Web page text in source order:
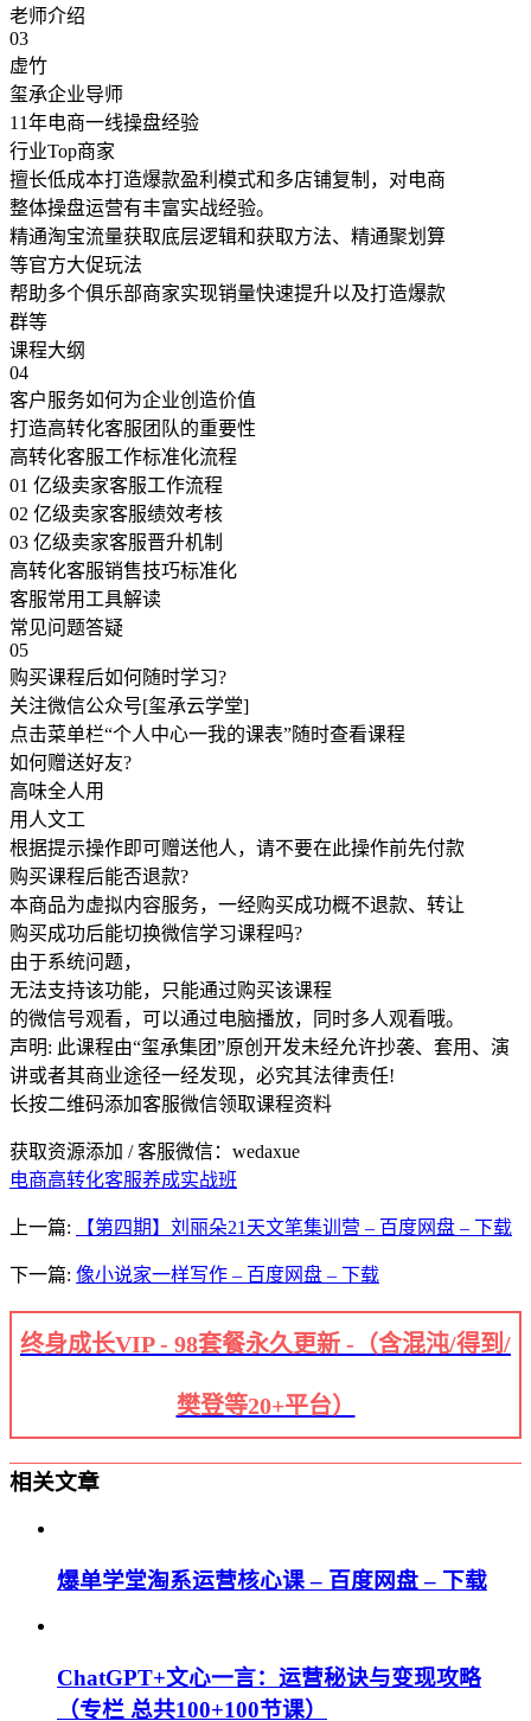
老师介绍
03
虚竹
玺承企业导师
11年电商一线操盘经验
行业Top商家
擅长低成本打造爆款盈利模式和多店铺复制，对电商
整体操盘运营有丰富实战经验。
精通淘宝流量获取底层逻辑和获取方法、精通聚划算
等官方大促玩法
帮助多个俱乐部商家实现销量快速提升以及打造爆款
群等
课程大纲
04
客户服务如何为企业创造价值
打造高转化客服团队的重要性
高转化客服工作标准化流程
01 亿级卖家客服工作流程
02 亿级卖家客服绩效考核
03 亿级卖家客服晋升机制
高转化客服销售技巧标准化
客服常用工具解读
常见问题答疑
05
购买课程后如何随时学习?
关注微信公众号[玺承云学堂]
点击菜单栏“个人中心一我的课表”随时查看课程
如何赠送好友?
高味全人用
用人文工
根据提示操作即可赠送他人，请不要在此操作前先付款
购买课程后能否退款?
本商品为虚拟内容服务，一经购买成功概不退款、转让
购买成功后能切换微信学习课程吗?
由于系统问题，
无法支持该功能，只能通过购买该课程
的微信号观看，可以通过电脑播放，同时多人观看哦。
声明: 此课程由“玺承集团”原创开发未经允许抄袭、套用、演
讲或者其商业途径一经发现，必究其法律责任!
长按二维码添加客服微信领取课程资料
获取资源添加 / 客服微信：wedaxue
电商高转化客服养成实战班
上一篇: 【第四期】刘丽朵21天文笔集训营 – 百度网盘 – 下载
下一篇: 像小说家一样写作 – 百度网盘 – 下载
终身成长VIP - 98套餐永久更新 -（含混沌/得到/
樊登等20+平台）
相关文章
爆单学堂淘系运营核心课 – 百度网盘 – 下载
ChatGPT+文心一言：运营秘诀与变现攻略
（专栏 总共100+100节课）